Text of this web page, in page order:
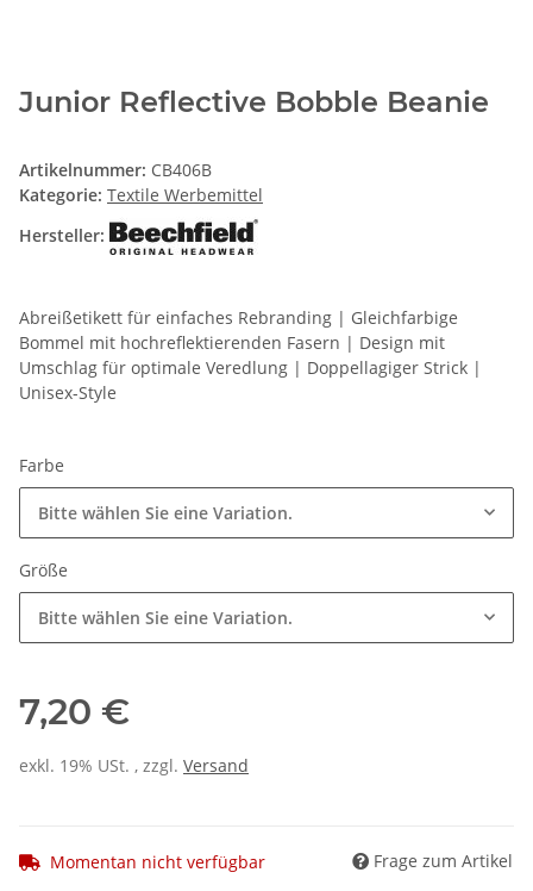
Junior Reflective Bobble Beanie
Artikelnummer: CB406B
Kategorie: Textile Werbemittel
Hersteller:
Abreißetikett für einfaches Rebranding | Gleichfarbige
Bommel mit hochreflektierenden Fasern | Design mit
Umschlag für optimale Veredlung | Doppellagiger Strick |
Unisex-Style
Farbe
Bitte wählen Sie eine Variation.
Größe
Bitte wählen Sie eine Variation.
7,20 €
exkl. 19% USt. , zzgl. Versand
Momentan nicht verfügbar Frage zum Artikel